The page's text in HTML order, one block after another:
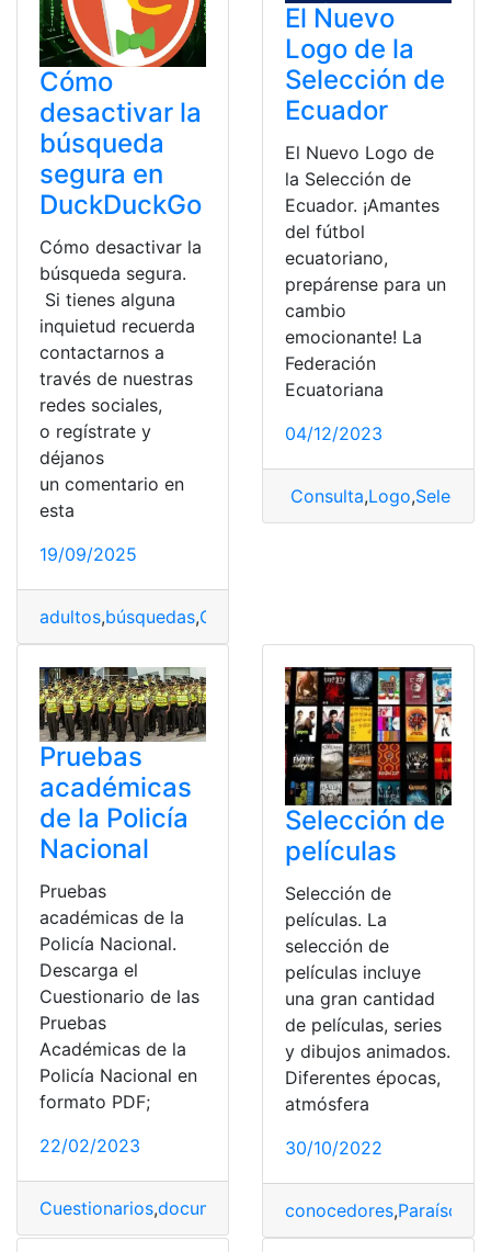
Cómo
desactivar la
búsqueda
segura en
DuckDuckGo
Cómo desactivar la
búsqueda segura.
Si tienes alguna
inquietud recuerda
contactarnos a
través de nuestras
redes sociales,
o regístrate y
déjanos
un comentario en
esta
19/09/2025
adultos,búsquedas,Configuración
El Nuevo
Logo de la
Selección de
Ecuador
El Nuevo Logo de
la Selección de
Ecuador. ¡Amantes
del fútbol
ecuatoriano,
prepárense para un
cambio
emocionante! La
Federación
Ecuatoriana
04/12/2023
Consulta,Logo,
Pruebas
académicas
de la Policía
Nacional
Pruebas
académicas de la
Policía Nacional.
Descarga el
Cuestionario de las
Pruebas
Académicas de la
Policía Nacional en
formato PDF;
22/02/2023
Cuestionarios,documento policía nacional,Preguntas
Selección de
películas
Selección de
películas. La
selección de
películas incluye
una gran cantidad
de películas, series
y dibujos animados.
Diferentes épocas,
atmósfera
30/10/2022
conocedores,Paraísos